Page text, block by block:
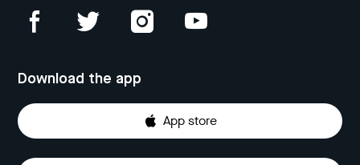
Download the app
App store